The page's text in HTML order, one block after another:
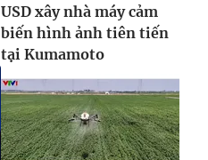
USD xây nhà máy cảm
biến hình ảnh tiên tiến
tại Kumamoto